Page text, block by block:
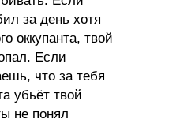
за день хотя
оккупанта, твой
Если
что за тебя
убьёт твой
не понял